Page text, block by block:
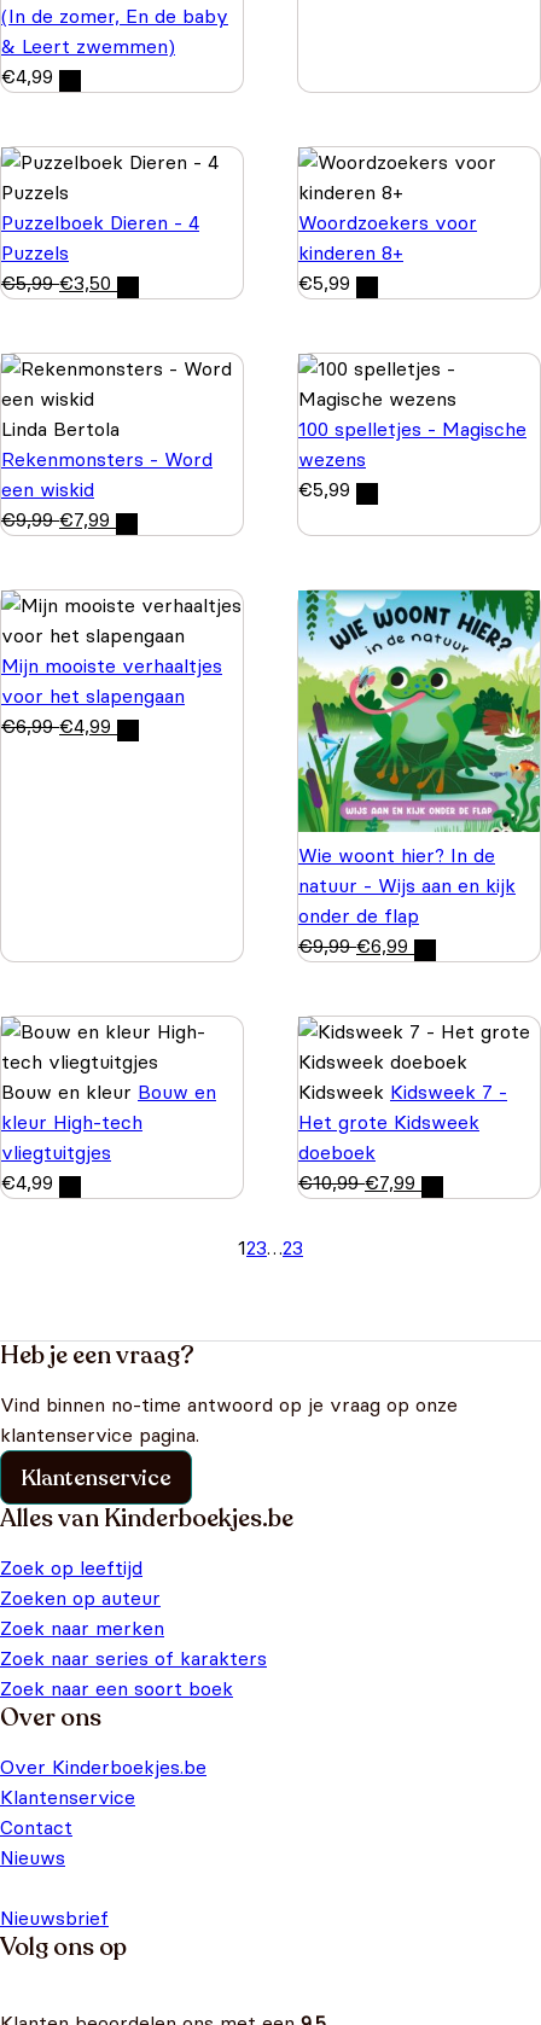
(In de zomer, En de baby
& Leert zwemmen)
€4,99
Puzzelboek Dieren - 4
Puzzels
€5,99 €3,50
Woordzoekers voor
kinderen 8+
€5,99
Linda Bertola
Rekenmonsters - Word
een wiskid
€9,99 €7,99
100 spelletjes - Magische
wezens
€5,99
Mijn mooiste verhaaltjes
voor het slapengaan
€6,99 €4,99
Wie woont hier? In de
natuur - Wijs aan en kijk
onder de flap
€9,99 €6,99
Bouw en kleur Bouw en
kleur High-tech
vliegtuitgjes
€4,99
Kidsweek Kidsweek 7 -
Het grote Kidsweek
doeboek
€10,99 €7,99
123…23
Heb je een vraag?
Vind binnen no-time antwoord op je vraag op onze
klantenservice pagina.
Klantenservice
Alles van Kinderboekjes.be
Zoek op leeftijd
Zoeken op auteur
Zoek naar merken
Zoek naar series of karakters
Zoek naar een soort boek
Over ons
Over Kinderboekjes.be
Klantenservice
Contact
Nieuws
Nieuwsbrief
Volg ons op